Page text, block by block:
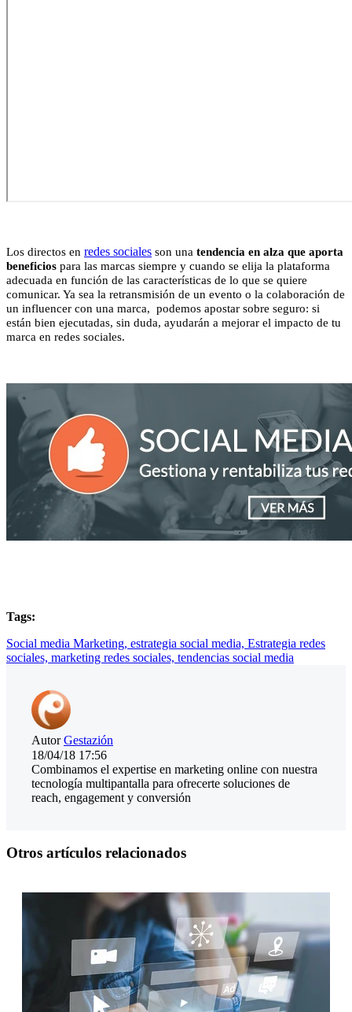
Los directos en redes sociales son una tendencia en alza que aporta
beneficios para las marcas siempre y cuando se elija la plataforma
adecuada en función de las características de lo que se quiere
comunicar. Ya sea la retransmisión de un evento o la colaboración de
un influencer con una marca, podemos apostar sobre seguro: si
están bien ejecutadas, sin duda, ayudarán a mejorar el impacto de tu
marca en redes sociales.
Tags:
Social media Marketing, estrategia social media, Estrategia redes
sociales, marketing redes sociales, tendencias social media
AutorGestazión
18/04/18 17:56
Combinamos el expertise en marketing online con nuestra
tecnología multipantalla para ofrecerte soluciones de
reach, engagement y conversión
Otros artículos relacionados